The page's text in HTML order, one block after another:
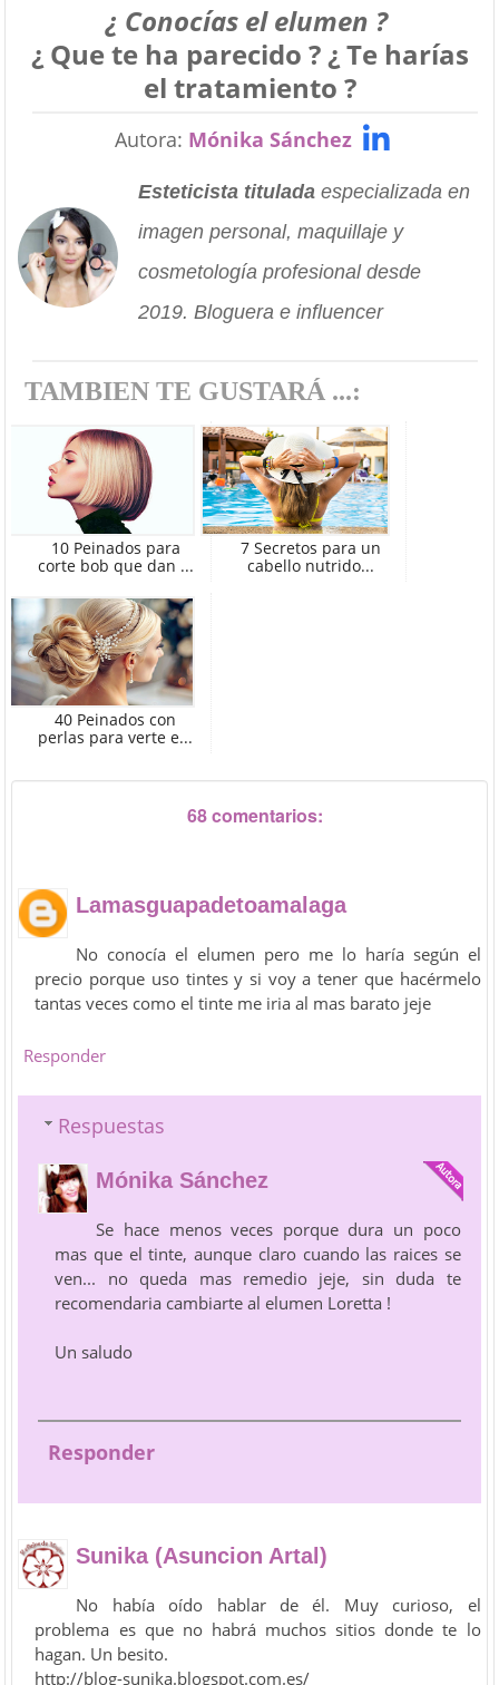
¿ Conocías el elumen ?
¿ Que te ha parecido ? ¿ Te harías
el tratamiento ?
Autora: Mónika Sánchez
Esteticista tituladaespecializada en
imagen personal, maquillaje y
cosmetología profesional desde
2019. Bloguera e influencer
TAMBIEN TE GUSTARÁ ...:
10 Peinados para
corte bob que dan ...
7 Secretos para un
cabello nutrido...
40 Peinados con
perlas para verte e...
68 comentarios:
Lamasguapadetoamalaga
No conocía el elumen pero me lo haría según el
precio porque uso tintes y si voy a tener que hacérmelo
tantas veces como el tinte me iria al mas barato jeje
Responder
Respuestas
Mónika Sánchez
Se hace menos veces porque dura un poco
mas que el tinte, aunque claro cuando las raices se
ven... no queda mas remedio jeje, sin duda te
recomendaria cambiarte al elumen Loretta !
Un saludo
Responder
Sunika (Asuncion Artal)
No había oído hablar de él. Muy curioso, el
problema es que no habrá muchos sitios donde te lo
hagan. Un besito.
http://blog-sunika.blogspot.com.es/